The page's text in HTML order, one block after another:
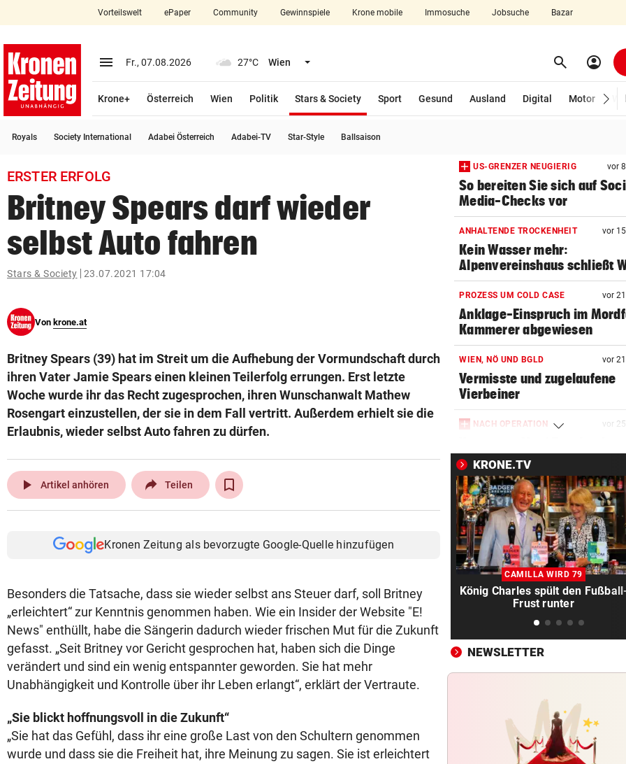
closeSchließen
account_circle Anmelden
arrow_right
bookmark
search
Suchbegriff
eingeben
© Krone Multimedia GmbH & Co KG 2026
Vorteilswelt ePaper Community Gewinnspiele Krone mobile Immosuche Jobsuche Bazar
menu Menü aufklappen
Fr., 07.08.2026 27°C Wien Menü aufklappen search Suchen
account_circle
Krone+ Österreich Wien Politik Stars & Society
Sport
Gesund Ausland Digital Motor
Royals Society International Adabei Österreich Adabei-TV Star-Style Ballsaison
ERSTER ERFOLG
Britney Spears darf wieder
selbst Auto fahren
Stars & Society 23.07.2021 17:04
Von krone.at
Britney Spears (39) hat im Streit um die Aufhebung der Vormundschaft durch
ihren Vater Jamie Spears einen kleinen Teilerfolg errungen. Erst letzte
Woche wurde ihr das Recht zugesprochen, ihren Wunschanwalt Mathew
Rosengart einzustellen, der sie in dem Fall vertritt. Außerdem erhielt sie die
Erlaubnis, wieder selbst Auto fahren zu dürfen.
play_arrow Artikel anhören Teilen
Kronen Zeitung als bevorzugte Google-Quelle hinzufügen
Besonders die Tatsache, dass sie wieder selbst ans Steuer darf, soll Britney
„erleichtert“ zur Kenntnis genommen haben. Wie ein Insider der Website "E!
News" enthüllt, habe die Sängerin dadurch wieder frischen Mut für die Zukunft
gefasst. „Seit Britney vor Gericht gesprochen hat, haben sich die Dinge
verändert und sind ein wenig entspannter geworden. Sie hat mehr
Unabhängigkeit und Kontrolle über ihr Leben erlangt“, erklärt der Vertraute.
„Sie blickt hoffnungsvoll in die Zukunft“
„Sie hat das Gefühl, dass ihr eine große Last von den Schultern genommen
wurde und dass sie die Freiheit hat, ihre Meinung zu sagen. Sie ist erleichtert
US-GRENZER NEUGIERIG vor
So bereiten Sie sich auf
Media-Checks vor
ANHALTENDE TROCKENHEIT vor
Kein Wasser mehr:
Alpenvereinshaus schließt
PROZESS UM COLD CASE vor
Anklage-Einspruch im
Kammerer abgewiesen
WIEN, NÖ UND BGLD vor
Vermisste und zugelaufene
Vierbeiner
NACH OPERATION vor
Nummer 1 erneut
SCHÄDEN AUF FAHRBAHN vor 26
Spursperre! Hitze macht
Europabrücke zu schaffen
„NEUES KAPITEL“ vor
Jolie-Bruder James Haven
sich als schwul
Weniger Firmenpleiten im
Quartal 2026
Wie Benko gegen seinen
Gusenbauer austeilt
SOMMERCUP 2026
KRONE.TV
CAMILLA WIRD 79
König Charles spült den
Frust runter
NEWSLETTER